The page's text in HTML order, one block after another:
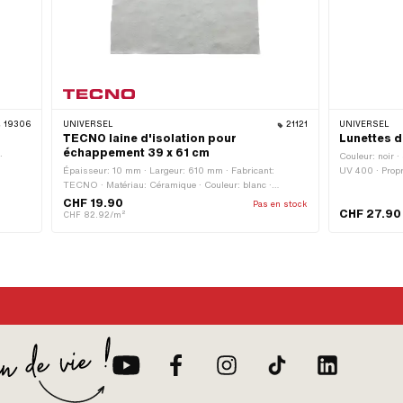
19306 UNIVERSEL 21121
TECNO laine d'isolation pour
échappement 39 x 61 cm
Épaisseur: 10 mm · Largeur: 610 mm · Fabricant:
TECNO · Matériau: Céramique · Couleur: blanc ·
Hauteur: 390 mm
CHF 19.90
Pas en stock
CHF 82.92/m²
UNIVERSEL
Lunettes
Couleur: noir
UV 400 ·
CHF 27.90